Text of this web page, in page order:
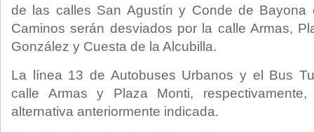
de las calles San Agustín y Conde de Bayona
Caminos serán desviados por la calle Armas,
González y Cuesta de la Alcubilla.
La línea 13 de Autobuses Urbanos y el Bus
calle Armas y Plaza Monti,
alternativa anteriormente indicada.